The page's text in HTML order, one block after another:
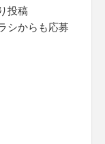
投稿
シからも応募